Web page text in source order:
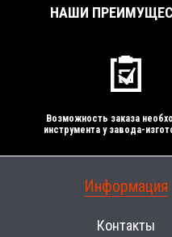
НАШИ
Возможность заказа
инструмента у завода-
Информация
Контакты